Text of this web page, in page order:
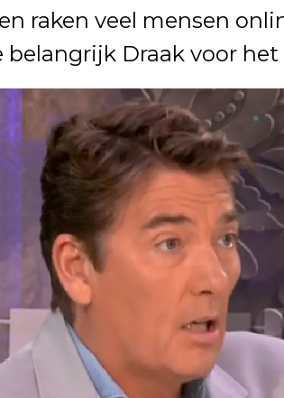
raken veel mensen
Draak voor het